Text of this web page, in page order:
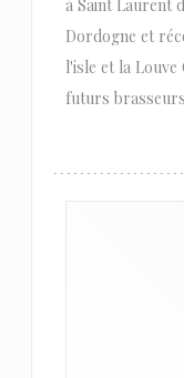
à Saint Laurent
Dordogne et
l'isle et la Louve
futurs